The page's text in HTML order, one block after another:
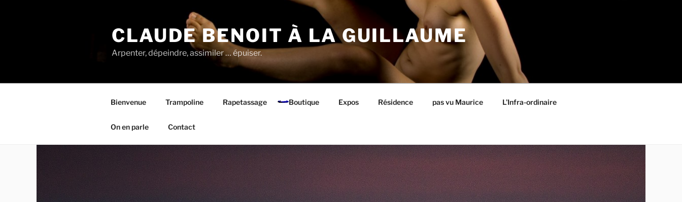
CLAUDE BENOIT À LA GUILLAUME
Arpenter, dépeindre, assimiler … épuiser.
Bienvenue Trampoline Rapetassage Boutique Expos Résidence pas vu Maurice L’Infra-ordinaire
On en parle Contact